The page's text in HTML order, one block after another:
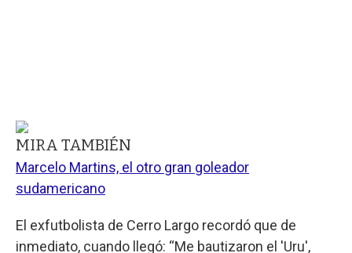
MIRA TAMBIÉN
Marcelo Martins, el otro gran goleador
sudamericano
El exfutbolista de Cerro Largo recordó que de
inmediato, cuando llegó: “Me bautizaron el 'Uru',